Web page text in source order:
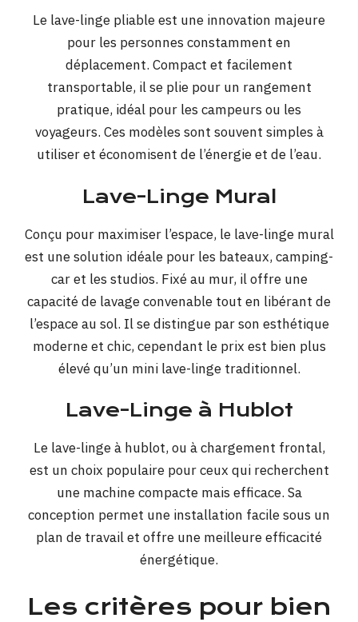
Le lave-linge pliable est une innovation majeure
pour les personnes constamment en
déplacement. Compact et facilement
transportable, il se plie pour un rangement
pratique, idéal pour les campeurs ou les
voyageurs. Ces modèles sont souvent simples à
utiliser et économisent de l’énergie et de l’eau.
Lave-Linge Mural
Conçu pour maximiser l’espace, le lave-linge mural
est une solution idéale pour les bateaux, camping-
car et les studios. Fixé au mur, il offre une
capacité de lavage convenable tout en libérant de
l’espace au sol. Il se distingue par son esthétique
moderne et chic, cependant le prix est bien plus
élevé qu’un mini lave-linge traditionnel.
Lave-Linge à Hublot
Le lave-linge à hublot, ou à chargement frontal,
est un choix populaire pour ceux qui recherchent
une machine compacte mais efficace. Sa
conception permet une installation facile sous un
plan de travail et offre une meilleure efficacité
énergétique.
Les critères pour bien